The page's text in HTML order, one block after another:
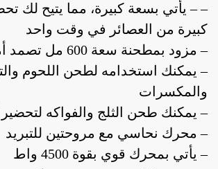
– – يأتي بسعة كبيرة، مما يتيح لك
كبيرة من العصائر في وقت واحد
– مزود بمطحنة سعة 600 مل تصمد أمام الكسر
– يمكنك استخدامه لطحن اللحوم
والمكسرات
– يمكنك طحن الثلج والفواكه
– محرك نحاسي مع مروحتين للتبريد
– يأتي بمحرك قوي بقوة 4500 واط